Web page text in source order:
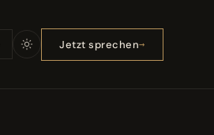
Jetzt sprechen